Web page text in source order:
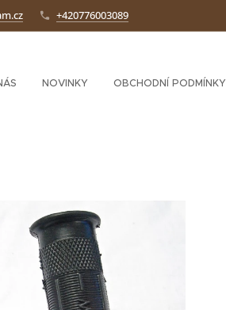
+420776003089
NOVINKY OBCHODNÍ PODMÍNKY